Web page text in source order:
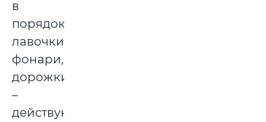
в
порядок
лавочки,
фонари,
дорожки
–
действующие